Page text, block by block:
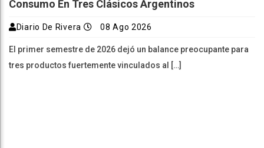
Consumo En Tres Clásicos Argentinos
Diario De Rivera 08 Ago 2026
El primer semestre de 2026 dejó un balance preocupante para
tres productos fuertemente vinculados al […]